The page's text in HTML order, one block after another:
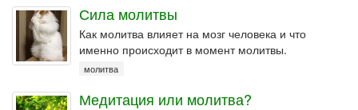
Сила молитвы
Как молитва влияет на мозг человека и что
именно происходит в момент молитвы.
молитва
Медитация или молитва?